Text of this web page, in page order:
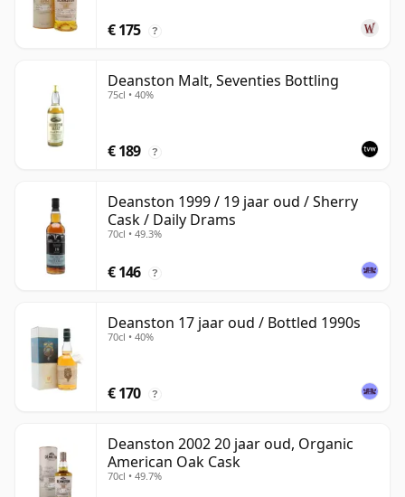
€ 175 ?
Deanston Malt, Seventies Bottling
75cl • 40%
€ 189 ?
Deanston 1999 / 19 jaar oud / Sherry
Cask / Daily Drams
70cl • 49.3%
€ 146 ?
Deanston 17 jaar oud / Bottled 1990s
70cl • 40%
€ 170 ?
Deanston 2002 20 jaar oud, Organic
American Oak Cask
70cl • 49.7%